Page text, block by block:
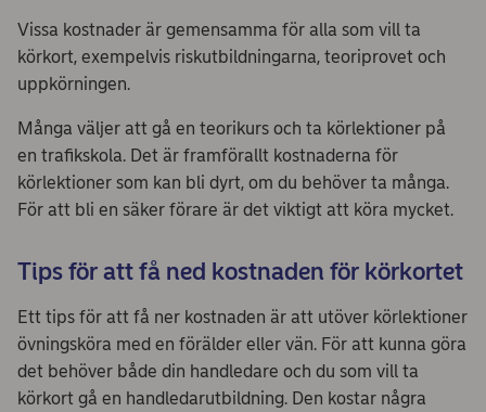
Vissa kostnader är gemensamma för alla som vill ta
körkort, exempelvis riskutbildningarna, teoriprovet och
uppkörningen.
Många väljer att gå en teorikurs och ta körlektioner på
en trafikskola. Det är framförallt kostnaderna för
körlektioner som kan bli dyrt, om du behöver ta många.
För att bli en säker förare är det viktigt att köra mycket.
Tips för att få ned kostnaden för körkortet
Ett tips för att få ner kostnaden är att utöver körlektioner
övningsköra med en förälder eller vän. För att kunna göra
det behöver både din handledare och du som vill ta
körkort gå en handledarutbildning. Den kostar några